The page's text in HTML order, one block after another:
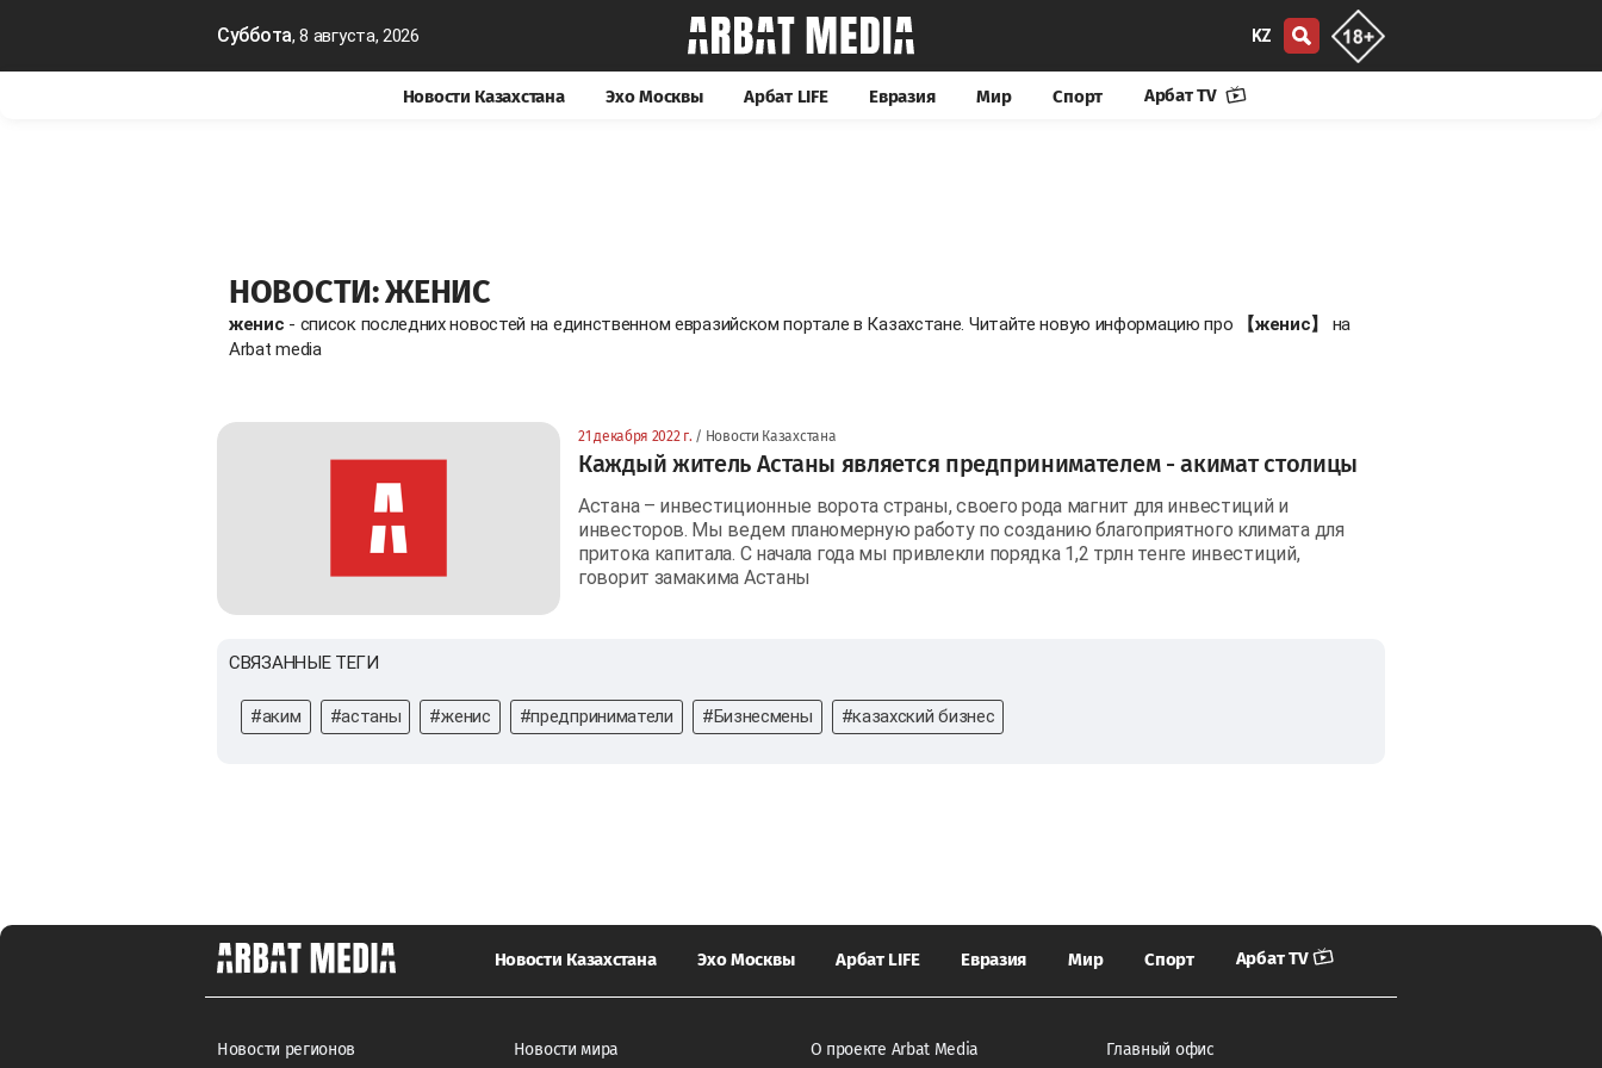
Суббота, 8 августа, 2026 KZ
Новости Казахстана Эхо Москвы Арбат LIFE Евразия Мир Спорт Арбат TV
НОВОСТИ: ЖЕНИС
женис - список последних новостей на единственном евразийском портале в Казахстане. Читайте новую информацию про 【женис】
на
Arbat media
21 декабря 2022 г. / Новости Казахстана
Каждый житель Астаны является предпринимателем - акимат столицы
Астана – инвестиционные ворота страны, своего рода магнит для инвестиций и
инвесторов. Мы ведем планомерную работу по созданию благоприятного климата для
притока капитала. С начала года мы привлекли порядка 1,2 трлн тенге инвестиций,
говорит замакима Астаны
СВЯЗАННЫЕ ТЕГИ
#аким #астаны #женис #предприниматели #Бизнесмены #казахский бизнес
Новости Казахстана Эхо Москвы Арбат LIFE Евразия Мир Спорт Арбат TV
Новости регионов Новости мира О проекте Arbat Media Главный офис